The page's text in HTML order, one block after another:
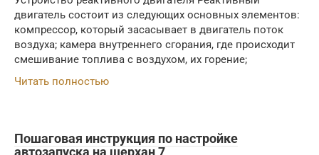
двигатель состоит из следующих основных элементов:
компрессор, который засасывает в двигатель поток
воздуха; камера внутреннего сгорания, где происходит
смешивание топлива с воздухом, их горение;
Читать полностью
Пошаговая инструкция по настройке
автозапуска на шерхан 7